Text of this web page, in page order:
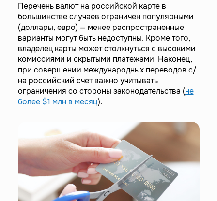
Перечень валют на российской карте в
большинстве случаев ограничен популярными
(доллары, евро) — менее распространенные
варианты могут быть недоступны. Кроме того,
владелец карты может столкнуться с высокими
комиссиями и скрытыми платежами. Наконец,
при совершении международных переводов с/
на российский счет важно учитывать
ограничения со стороны законодательства (не
более $1 млн в месяц).